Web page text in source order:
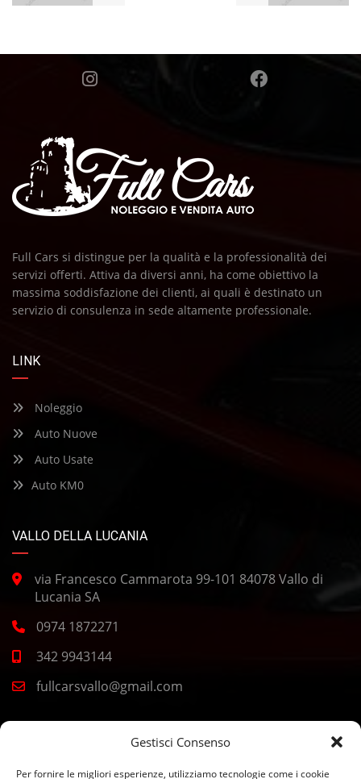
Gestisci Consenso
Per fornire le migliori esperienze, utilizziamo tecnologie come i cookie
Full Cars si distingue per la qualità e la professionalità dei
servizi offerti. Attiva da diversi anni, ha come obiettivo la
massima soddisfazione dei clienti, ai quali è destinato un
servizio di consulenza in sede altamente professionale.
LINK
Noleggio
Auto Nuove
Auto Usate
Auto KM0
VALLO DELLA LUCANIA
via Francesco Cammarota 99-101 84078 Vallo di
Lucania SA
0974 1872271
342 9943144
fullcarsvallo@gmail.com